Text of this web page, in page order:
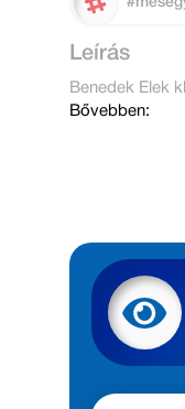
Leírás
Benedek Elek
Bővebben: